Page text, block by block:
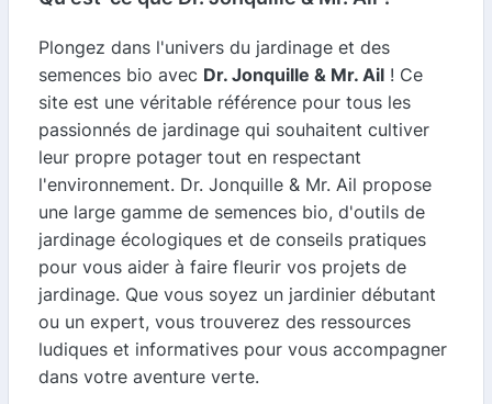
Plongez dans l'univers du jardinage et des
semences bio avec Dr. Jonquille & Mr. Ail ! Ce
site est une véritable référence pour tous les
passionnés de jardinage qui souhaitent cultiver
leur propre potager tout en respectant
l'environnement. Dr. Jonquille & Mr. Ail propose
une large gamme de semences bio, d'outils de
jardinage écologiques et de conseils pratiques
pour vous aider à faire fleurir vos projets de
jardinage. Que vous soyez un jardinier débutant
ou un expert, vous trouverez des ressources
ludiques et informatives pour vous accompagner
dans votre aventure verte.